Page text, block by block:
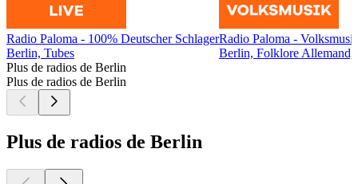
Radio Paloma - 100% Deutscher Schlager
Berlin, Tubes
Radio Paloma -
Berlin, Folklore Allemand,
Plus de radios de Berlin
Plus de radios de Berlin
Plus de radios de Berlin